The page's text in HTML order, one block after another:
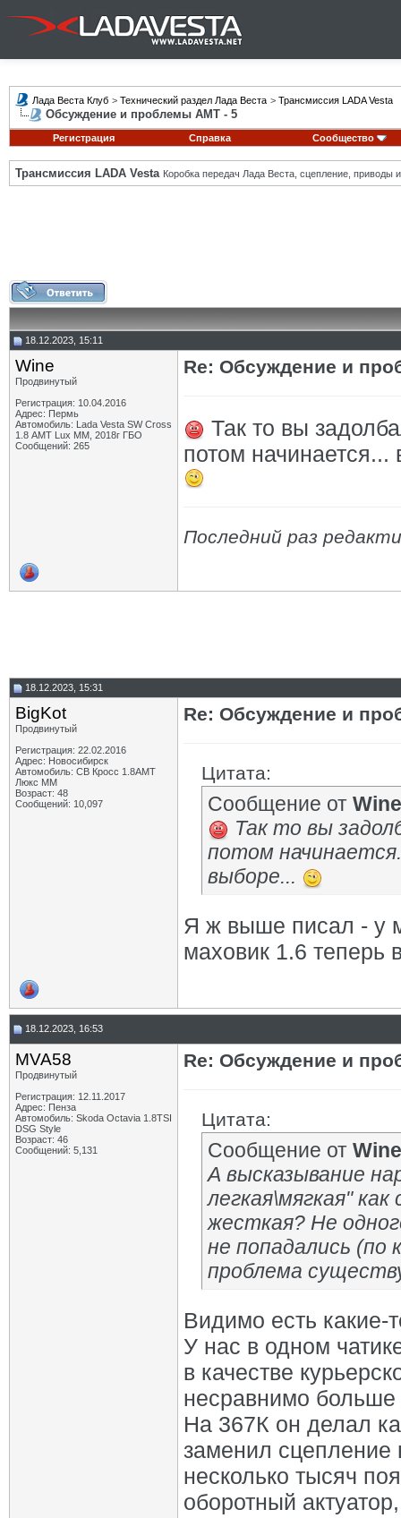
Лада Веста Клуб > Технический раздел Лада Веста > Трансмиссия LADA Vesta
Обсуждение и проблемы АМТ - 5
Регистрация Справка Сообщество
Трансмиссия LADA Vesta Коробка передач Лада Веста, сцепление, приводы и
18.12.2023, 15:11
Wine
Продвинутый
Регистрация: 10.04.2016
Адрес: Пермь
Автомобиль: Lada Vesta SW Cross
1.8 АМТ Lux MM, 2018г ГБО
Сообщений: 265
Re: Обсуждение и
Так то вы
потом начинается...
Последний раз
18.12.2023, 15:31
BigKot
Продвинутый
Регистрация: 22.02.2016
Адрес: Новосибирск
Автомобиль: СВ Кросс 1.8АМТ
Люкс ММ
Возраст: 48
Сообщений: 10,097
Re: Обсуждение и
Цитата:
Сообщение от Wine
Так то вы
потом
выборе...
Я ж выше писал - у
маховик 1.6 теперь
18.12.2023, 16:53
MVA58
Продвинутый
Регистрация: 12.11.2017
Адрес: Пенза
Автомобиль: Skoda Octavia 1.8TSI
DSG Style
Возраст: 46
Сообщений: 5,131
Re: Обсуждение и
Цитата:
Сообщение от Wine
А высказывание
легкая\мягкая"
жесткая? Не
не попадались (по
проблема
Видимо есть
У нас в одном
в качестве
несравнимо больше
На 367К он делал
заменил сцепление
несколько тысяч
оборотный